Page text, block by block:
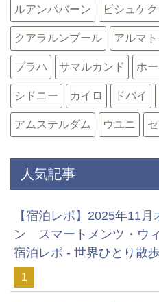
ルアンパバーン ビシュケク
クアラルンプール アルマト
プラハ サマルカンド ホ
シドニー カイロ ドバイ
アムステルダム ウユニ
人気記事
【宿泊レポ】2025年11
ン スマートメンツ・ウ
宿泊レポ - 世界ひとり散
1